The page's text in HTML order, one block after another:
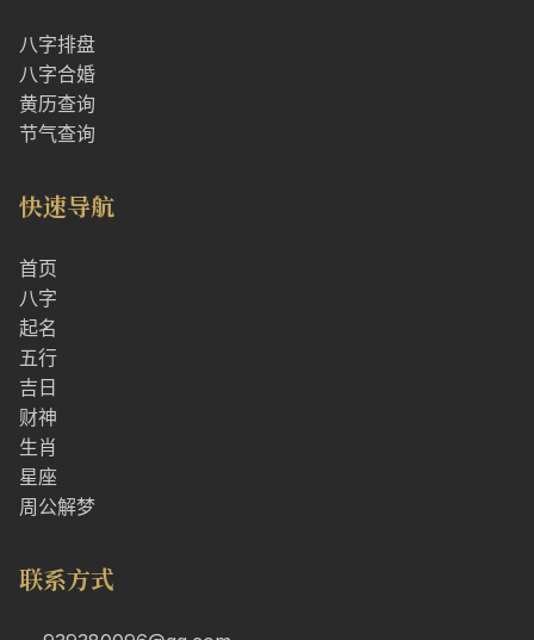
八字排盘
八字合婚
黄历查询
节气查询
快速导航
首页
八字
起名
五行
吉日
财神
生肖
星座
周公解梦
联系方式